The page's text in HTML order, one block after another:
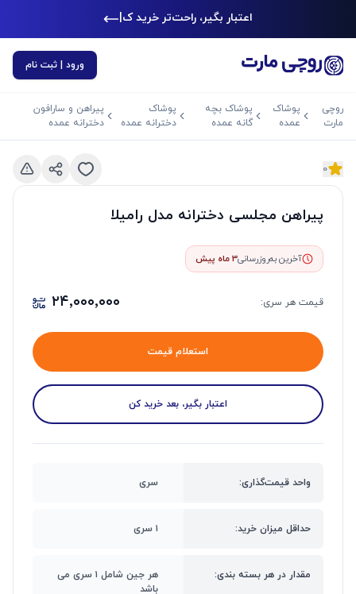
اعتبار بگیر، راحت‌تر خرید کن |
ورود | ثبت نام
روچی
مارت
پوشاک
عمده
پوشاک بچه
گانه عمده
پوشاک
دخترانه عمده
پیراهن و سارافون
دخترانه عمده
0
بعدی
پیراهن مجلسی دخترانه مدل رامیلا
آخرین به‌روزرسانی3 ماه پیش
قیمت هر سری: ۲۴٬۰۰۰٬۰۰۰
استعلام قیمت
اعتبار بگیر، بعد خرید کن
واحد قیمت‌گذاری: سری
حداقل میزان خرید: ۱ سری
مقدار در هر بسته بندی:
هر جین شامل ۱ سری می
باشد